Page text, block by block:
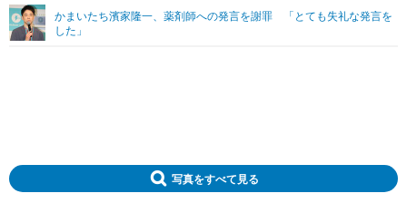
ショッピング その他
かまいたち濱家隆一、薬剤師への発言を謝罪 「とても失礼な発言を
した」
写真をすべて見る